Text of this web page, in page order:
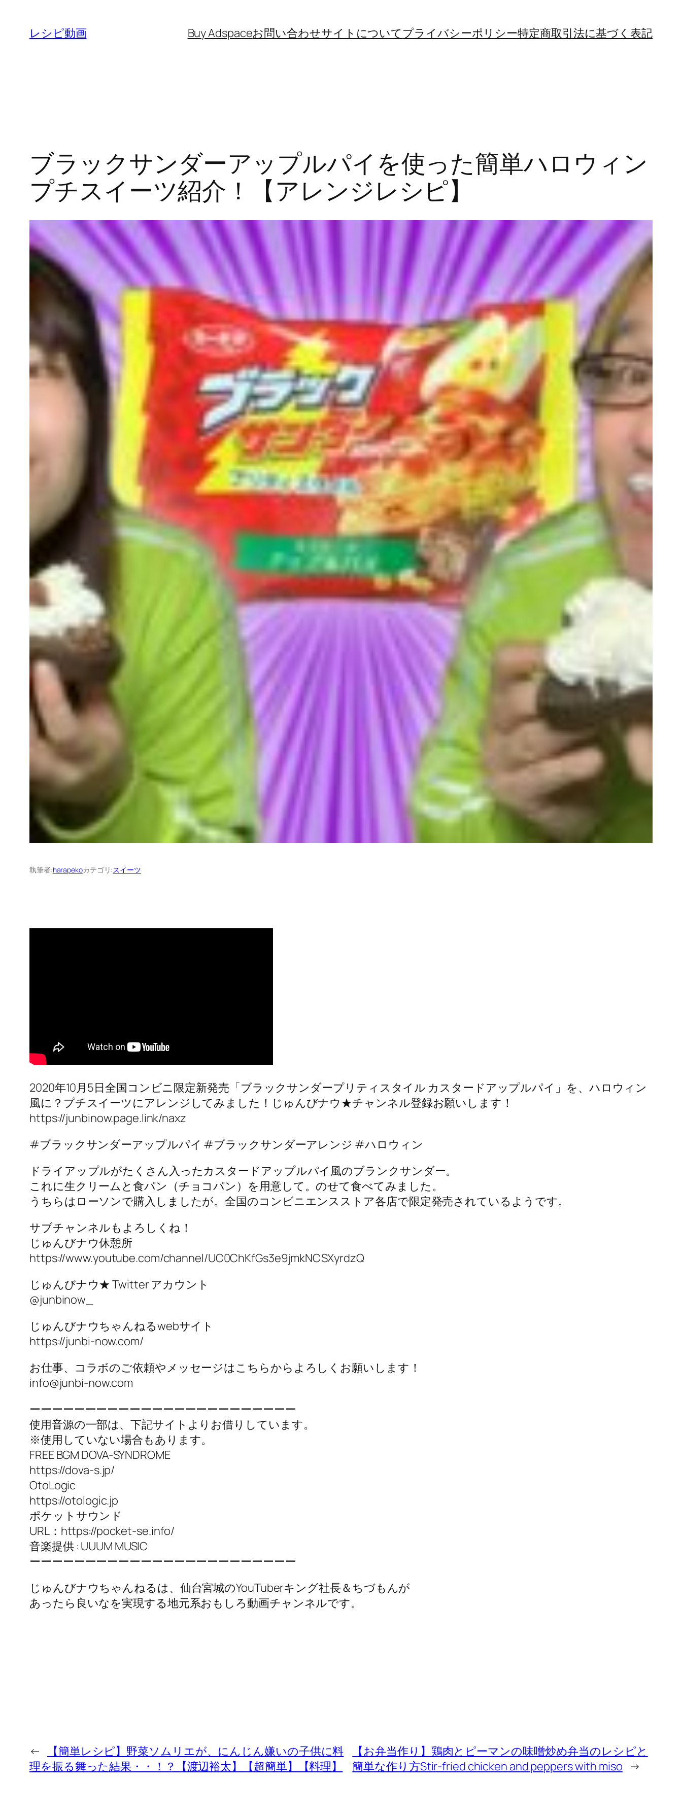
レシピ動画 Buy Adspaceお問い合わせサイトについてプライバシーポリシー特定商取引法に基づく表記
ブラックサンダーアップルパイを使った簡単ハロウィン
プチスイーツ紹介！【アレンジレシピ】
執筆者:harapekoカテゴリ:スイーツ
2020年10月5日全国コンビニ限定新発売「ブラックサンダープリティスタイル カスタードアップルパイ」を、ハロウィン
風に？プチスイーツにアレンジしてみました！じゅんびナウ★チャンネル登録お願いします！
https://junbinow.page.link/naxz
#ブラックサンダーアップルパイ #ブラックサンダーアレンジ #ハロウィン
ドライアップルがたくさん入ったカスタードアップルパイ風のブランクサンダー。
これに生クリームと食パン（チョコパン）を用意して。のせて食べてみました。
うちらはローソンで購入しましたが。全国のコンビニエンスストア各店で限定発売されているようです。
サブチャンネルもよろしくね！
じゅんびナウ休憩所
https://www.youtube.com/channel/UC0ChKfGs3e9jmkNCSXyrdzQ
じゅんびナウ★ Twitter アカウント
@junbinow_
じゅんびナウちゃんねるwebサイト
https://junbi-now.com/
お仕事、コラボのご依頼やメッセージはこちらからよろしくお願いします！
info@junbi-now.com
ーーーーーーーーーーーーーーーーーーーーーーーー
使用音源の一部は、下記サイトよりお借りしています。
※使用していない場合もあります。
FREE BGM DOVA-SYNDROME
https://dova-s.jp/
OtoLogic
https://otologic.jp
ポケットサウンド
URL：https://pocket-se.info/
音楽提供 : UUUM MUSIC
ーーーーーーーーーーーーーーーーーーーーーーーー
じゅんびナウちゃんねるは、仙台宮城のYouTuberキング社長＆ちづもんが
あったら良いなを実現する地元系おもしろ動画チャンネルです。
←
【簡単レシピ】野菜ソムリエが、にんじん嫌いの子供に料
理を振る舞った結果・・！？【渡辺裕太】【超簡単】【料理】
【お弁当作り】鶏肉とピーマンの味噌炒め弁当のレシピと
簡単な作り方Stir-fried chicken and peppers with miso →